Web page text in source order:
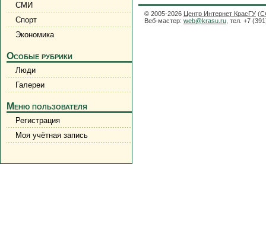
СМИ
Спорт
Экономика
Особые рубрики
Люди
Галереи
Меню пользователя
Регистрация
Моя учётная запись
© 2005-2026 Центр Интернет КрасГУ (
Веб-мастер: web@krasu.ru , тел. +7